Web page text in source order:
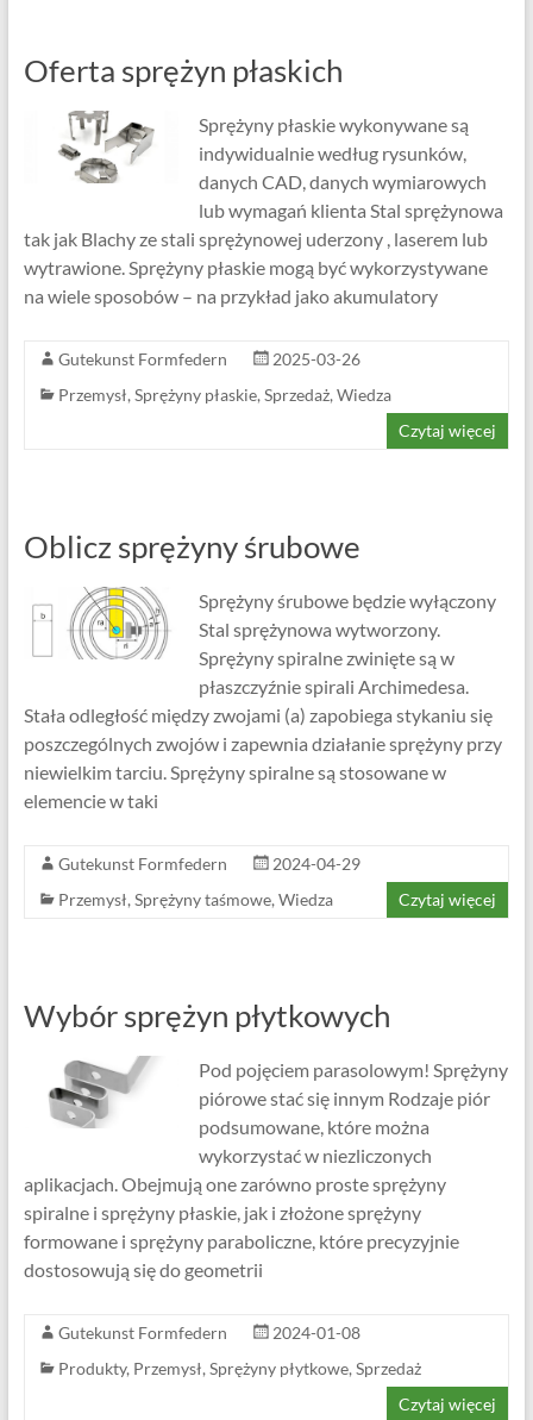
Oferta sprężyn płaskich
Sprężyny płaskie wykonywane są
indywidualnie według rysunków,
danych CAD, danych wymiarowych
lub wymagań klienta Stal sprężynowa
tak jak Blachy ze stali sprężynowej uderzony , laserem lub
wytrawione. Sprężyny płaskie mogą być wykorzystywane
na wiele sposobów – na przykład jako akumulatory
Gutekunst Formfedern
2025-03-26
Przemysł, Sprężyny płaskie, Sprzedaż, Wiedza
Czytaj więcej
Oblicz sprężyny śrubowe
Sprężyny śrubowe będzie wyłączony
Stal sprężynowa wytworzony.
Sprężyny spiralne zwinięte są w
płaszczyźnie spirali Archimedesa.
Stała odległość między zwojami (a) zapobiega stykaniu się
poszczególnych zwojów i zapewnia działanie sprężyny przy
niewielkim tarciu. Sprężyny spiralne są stosowane w
elemencie w taki
Gutekunst Formfedern
2024-04-29
Przemysł, Sprężyny taśmowe, Wiedza Czytaj więcej
Wybór sprężyn płytkowych
Pod pojęciem parasolowym! Sprężyny
piórowe stać się innym Rodzaje piór
podsumowane, które można
wykorzystać w niezliczonych
aplikacjach. Obejmują one zarówno proste sprężyny
spiralne i sprężyny płaskie, jak i złożone sprężyny
formowane i sprężyny paraboliczne, które precyzyjnie
dostosowują się do geometrii
Gutekunst Formfedern
2024-01-08
Produkty, Przemysł, Sprężyny płytkowe, Sprzedaż
Czytaj więcej